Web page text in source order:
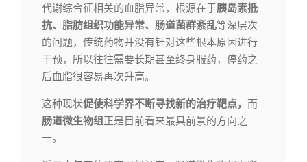
代谢综合征相关的血脂异常，根源在于胰岛素抵
抗、脂肪组织功能异常、肠道菌群紊乱等深层次
的问题，传统药物并没有针对这些根本原因进行
干预，所以往往需要长期甚至终身服药，停药之
后血脂很容易再次升高。
这种现状促使科学界不断寻找新的治疗靶点， 而
肠道微生物组正是目前看来最具前景的方向之
一。